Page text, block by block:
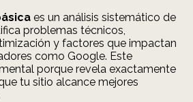
es un análisis sistemático de
problemas técnicos,
y factores que impactan
como Google. Este
porque revela exactamente
tu sitio alcance mejores